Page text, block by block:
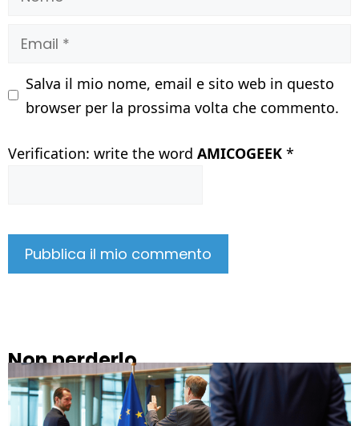
Email
Salva il mio nome, email e sito web in questo
browser per la prossima volta che commento.
Verification: write the word AMICOGEEK *
Non perderlo